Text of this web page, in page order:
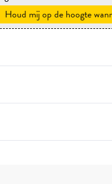
Houd mij op de hoogte